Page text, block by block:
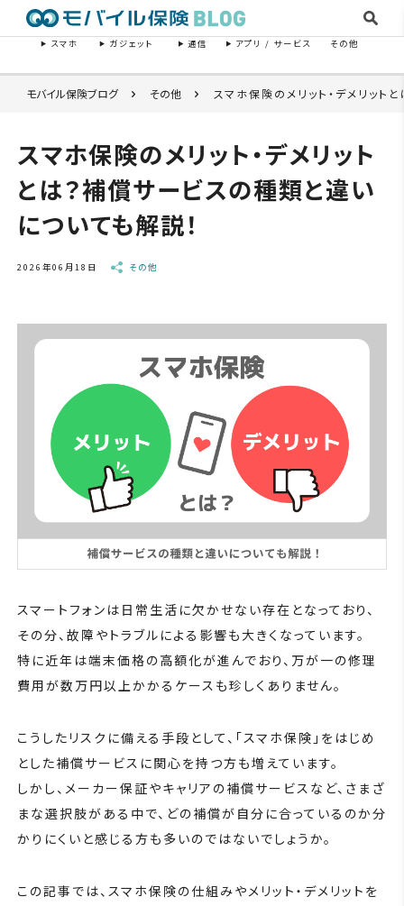
スマホ ガジェット 通信 アプリ / サービス その他
モバイル保険ブログ その他 スマホ保険のメリット・デメリッ
スマホ保険のメリット・デメリット
とは？補償サービスの種類と違い
についても解説！
2026年06月18日 その他
スマートフォンは日常生活に欠かせない存在となっており、
その分、故障やトラブルによる影響も大きくなっています。
特に近年は端末価格の高額化が進んでおり、万が一の修理
費用が数万円以上かかるケースも珍しくありません。
こうしたリスクに備える手段として、「スマホ保険」をはじめ
とした補償サービスに関心を持つ方も増えています。
しかし、メーカー保証やキャリアの補償サービスなど、さまざ
まな選択肢がある中で、どの補償が自分に合っているのか分
かりにくいと感じる方も多いのではないでしょうか。
この記事では、スマホ保険の仕組みやメリット・デメリットを